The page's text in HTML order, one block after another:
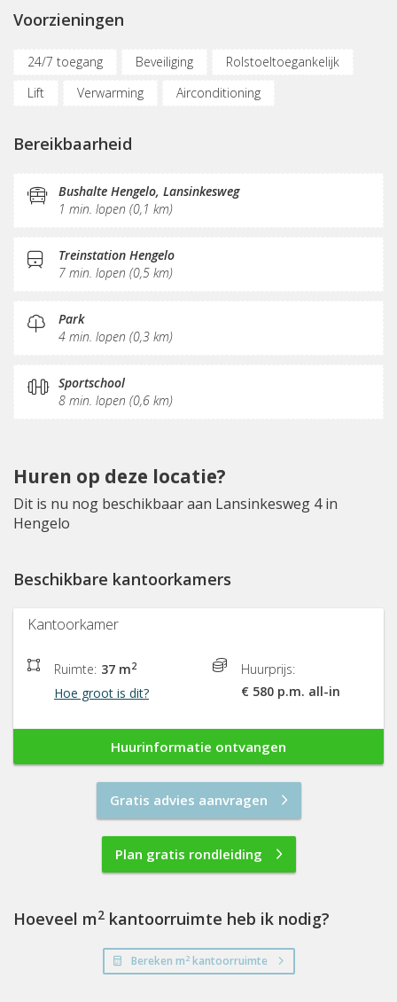
Voorzieningen
24/7 toegang Beveiliging
Rolstoeltoegankelijk
Lift
Verwarming
Airconditioning
Internetmogelijkheden
KVK-inschrijving
Sociaal hart
Koffie/thee
Pantry
Bereikbaarheid
Bushalte Hengelo, Lansinkesweg
1 min. lopen (0,1 km)
Treinstation Hengelo
7 min. lopen (0,5 km)
Park
4 min. lopen (0,3 km)
Sportschool
8 min. lopen (0,6 km)
Huren op deze locatie?
Dit is nu nog beschikbaar aan Lansinkesweg 4 in
Hengelo
Beschikbare kantoorkamers
Kantoorkamer
Ruimte: 37 m2
Hoe groot is dit?
Huurprijs:
€ 580 p.m. all-in
Huurinformatie ontvangen
Gratis advies aanvragen
Plan gratis rondleiding
Hoeveel m2 kantoorruimte heb ik nodig?
Bereken m2kantoorruimte